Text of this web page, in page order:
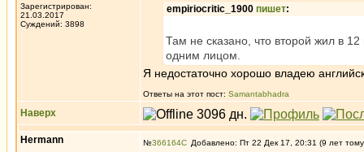
Зарегистрирован:
21.03.2017
Суждений: 3898
empiriocritic_1900 пишет:
Там не сказано, что второй жил в
одним лицом.
Я недостаточно хорошо владею
Ответы на этот пост: Samantabhadra
Наверх
Hermann №366164 Добавлено: Пт 22 Дек 17, 20:31 (9 лет